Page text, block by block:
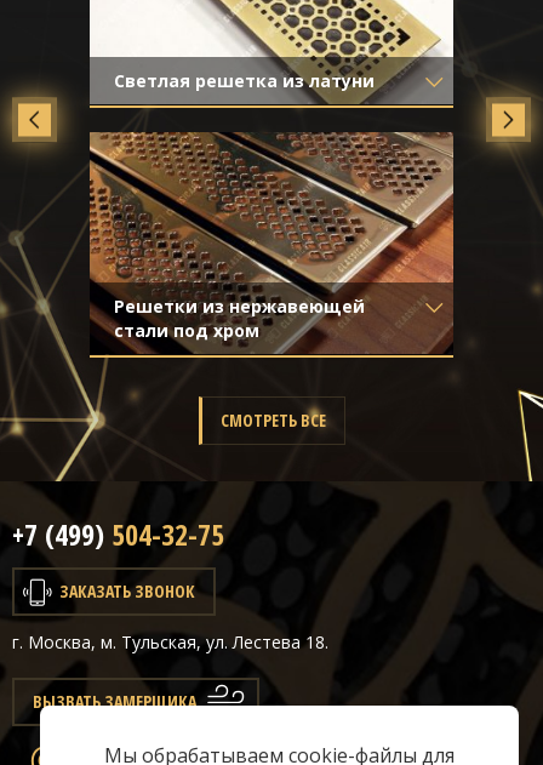
Мы обрабатываем cookie-файлы для
Светлая решетка из латуни
Материал- Латунь
Отделка- Старение с эффектом
затёртости
Решетки из нержавеющей
стали под хром
Материал- Нержавеющая
Отделка
- Полированная
нержавейкаСМОТРЕТЬ ВСЕ
+7 (499) 504-32-75
ЗАКАЗАТЬ ЗВОНОК
г. Москва, м. Тульская, ул. Лестева 18.
ВЫЗВАТЬ ЗАМЕРЩИКА
info@classicair.ru